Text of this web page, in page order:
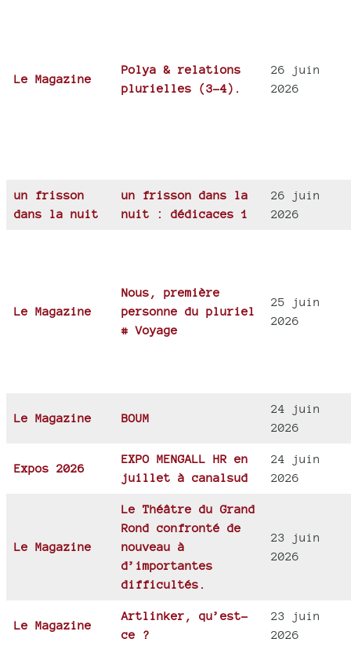
Le Magazine
Polya & relations
plurielles (3-4).
26 juin
2026
un frisson
dans la nuit
un frisson dans la
nuit : dédicaces 1
26 juin
2026
Le Magazine
Nous, première
personne du pluriel
# Voyage
25 juin
2026
Le Magazine BOUM
24 juin
2026
Expos 2026
EXPO MENGALL HR en
juillet à canalsud
24 juin
2026
Le Magazine
Le Théâtre du Grand
Rond confronté de
nouveau à
d’importantes
difficultés.
23 juin
2026
Le Magazine
Artlinker, qu’est-
ce ?
23 juin
2026